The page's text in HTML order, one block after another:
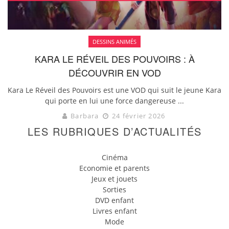
DESSINS ANIMÉS
KARA LE RÉVEIL DES POUVOIRS : À
DÉCOUVRIR EN VOD
Kara Le Réveil des Pouvoirs est une VOD qui suit le jeune Kara
qui porte en lui une force dangereuse ...
Barbara 24 février 2026
LES RUBRIQUES D’ACTUALITÉS
Cinéma
Economie et parents
Jeux et jouets
Sorties
DVD enfant
Livres enfant
Mode